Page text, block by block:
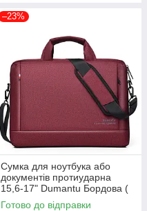
–23%
Сумка для ноутбука або
документів протиударна
15,6-17" Dumantu Бордова (
код: IBN017R )
Готово до відправки